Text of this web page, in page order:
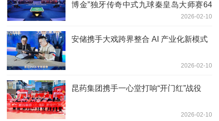
博金”独牙传奇中式九球秦皇岛大师赛64
2026-02-10
安储携手大戏跨界整合 AI 产业化新模式
2026-02-10
昆药集团携手一心堂打响“开门红”战役
2026-02-10